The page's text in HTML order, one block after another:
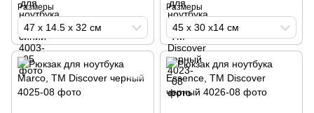
Размеры
47 х 14.5 х 32 см
Размеры
45 х 30 х14 см